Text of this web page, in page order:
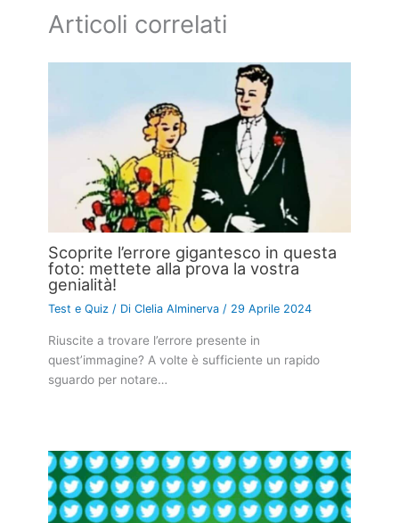
Articoli correlati
Scoprite l’errore gigantesco in questa
foto: mettete alla prova la vostra
genialità!
Test e Quiz / DiClelia Alminerva/ 29 Aprile 2024
Riuscite a trovare l’errore presente in
quest’immagine? A volte è sufficiente un rapido
sguardo per notare…